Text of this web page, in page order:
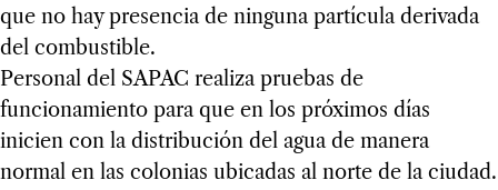
que no hay presencia de ninguna partícula derivada
del combustible.
Personal del SAPAC realiza pruebas de
funcionamiento para que en los próximos días
inicien con la distribución del agua de manera
normal en las colonias ubicadas al norte de la ciudad.